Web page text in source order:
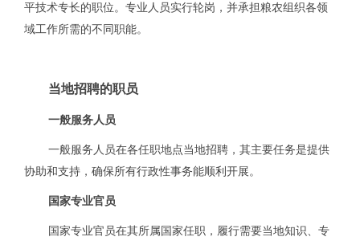
平技术专长的职位。专业人员实行轮岗，并承担粮农组织各领
域工作所需的不同职能。
当地招聘的职员
一般服务人员
一般服务人员在各任职地点当地招聘，其主要任务是提供
协助和支持，确保所有行政性事务能顺利开展。
国家专业官员
国家专业官员在其所属国家任职，履行需要当地知识、专